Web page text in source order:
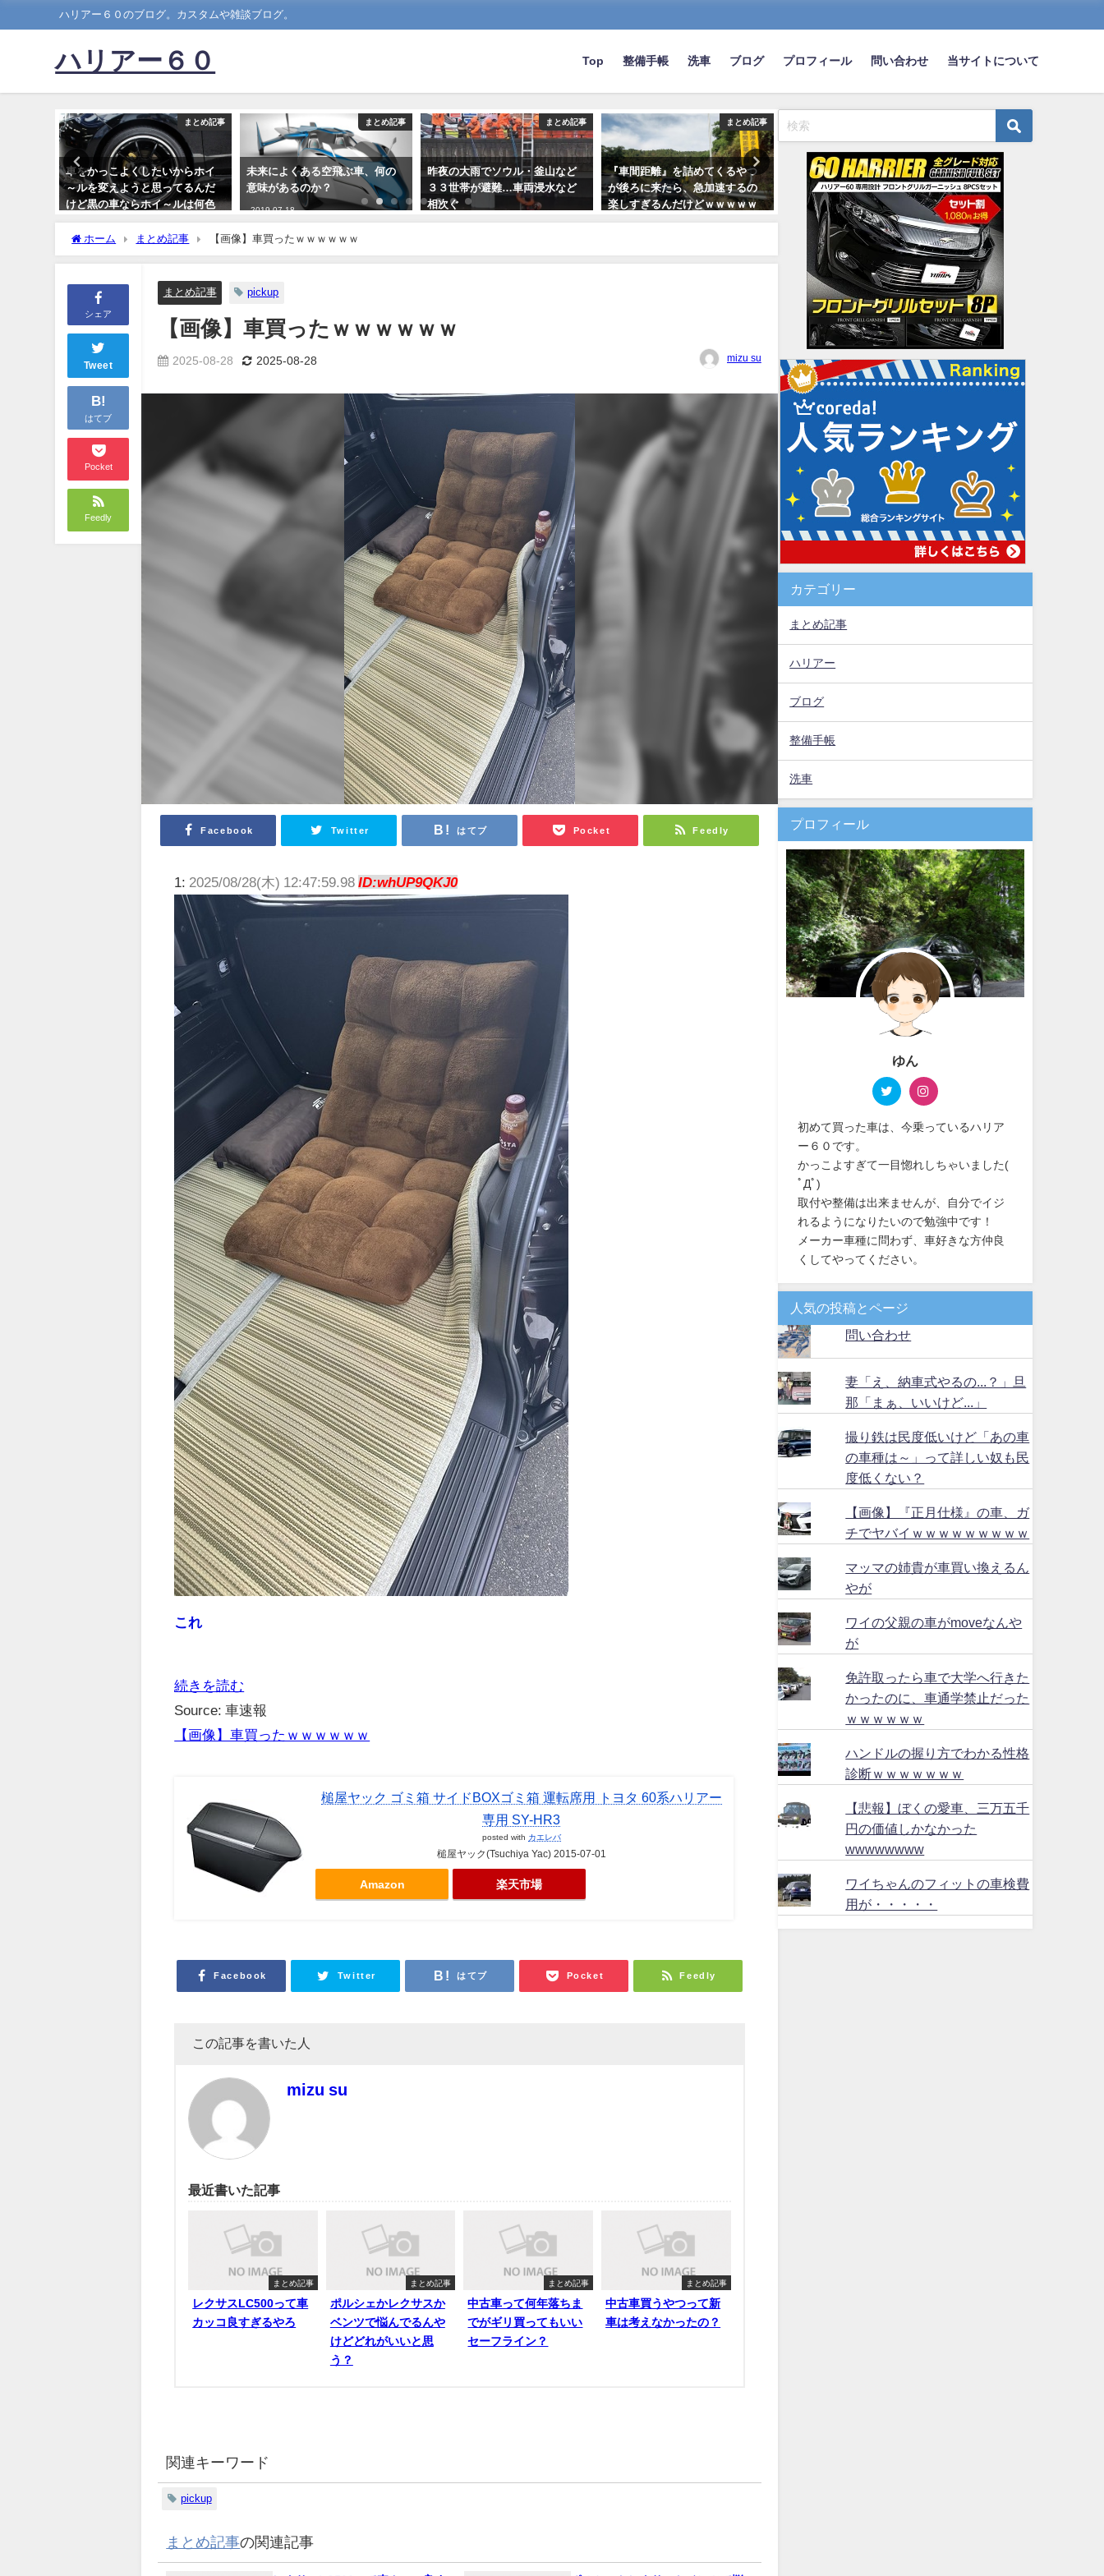
ハリアー６０のブログ。カスタムや雑談ブログ。
ハリアー６０ Top 整備手帳 洗車 ブログ プロフィール 問い合わせ 当サイトについて
まとめ記事
車をかっこよくしたいからホイ
～ルを変えようと思ってるんだ
けど黒の車ならホイ～ルは何色
がいいの？
2019-02-13
まとめ記事
未来によくある空飛ぶ車、何の
意味があるのか？
2019-07-18
まとめ記事
昨夜の大雨でソウル・釜山など
３３世帯が避難…車両浸水など
相次ぐ
まとめ記事
『車間距離』を詰めてくるやつ
が後ろに来たら、急加速するの
楽しすぎるんだけどｗｗｗｗｗ
交差点詰まってるから止まって
んのにクラクション鳴らすごみ
2022-12-25
男のくせに車のタイヤ交換
来ないヤツは男として終わ
るｗｗｗｗｗ
2020-12-07
ホーム まとめ記事 【画像】車買ったｗｗｗｗｗｗ
シェア
Tweet
B!
はてブ
Pocket
Feedly
まとめ記事 pickup
【画像】車買ったｗｗｗｗｗｗ
2025-08-28 2025-08-28 mizu su
Facebook Twitter はてブ Pocket Feedly
1: 2025/08/28(木) 12:47:59.98ID:whUP9QKJ0
これ
続きを読む
Source: 車速報
【画像】車買ったｗｗｗｗｗｗ
槌屋ヤック ゴミ箱 サイドBOXゴミ箱 運転席用 トヨタ 60系ハリアー
専用 SY-HR3
posted with カエレバ
槌屋ヤック(Tsuchiya Yac) 2015-07-01
Amazon 楽天市場
Facebook Twitter はてブ Pocket Feedly
この記事を書いた人
mizu su
最近書いた記事
まとめ記事
レクサスLC500って車
カッコ良すぎるやろ
まとめ記事
ポルシェかレクサスか
ベンツで悩んでるんや
けどどれがいいと思
う？
まとめ記事
中古車って何年落ちま
でがギリ買ってもいい
セーフライン？
まとめ記事
中古車買うやつって新
車は考えなかったの？
関連キーワード
pickup
まとめ記事の関連記事
カテゴリー
まとめ記事
ハリアー
ブログ
整備手帳
洗車
プロフィール
ゆん
初めて買った車は、今乗っているハリア
ー６０です。
かっこよすぎて一目惚れしちゃいました(
ﾟДﾟ)
取付や整備は出来ませんが、自分でイジ
れるようになりたいので勉強中です！
メーカー車種に問わず、車好きな方仲良
くしてやってください。
人気の投稿とページ
問い合わせ
妻「え、納車式やるの...？」旦
那「まぁ、いいけど...」
撮り鉄は民度低いけど「あの車
の車種は～」って詳しい奴も民
度低くない？
【画像】『正月仕様』の車、ガ
チでヤバイｗｗｗｗｗｗｗｗｗ
マッマの姉貴が車買い換えるん
やが
ワイの父親の車がmoveなんや
が
免許取ったら車で大学へ行きた
かったのに、車通学禁止だった
ｗｗｗｗｗｗ
ハンドルの握り方でわかる性格
診断ｗｗｗｗｗｗｗ
【悲報】ぼくの愛車、三万五千
円の価値しかなかった
wwwwwwww
ワイちゃんのフィットの車検費
用が・・・・・